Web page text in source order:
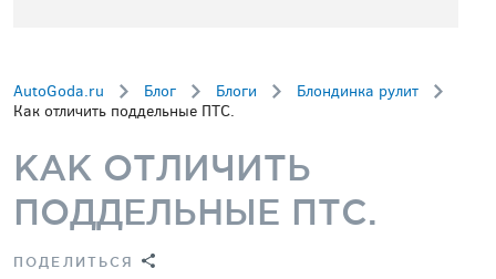
AutoGoda.ru Блог Блоги
Блондинка рулит
Как отличить поддельные ПТС.
КАК ОТЛИЧИТЬ
ПОДДЕЛЬНЫЕ ПТС.
ПОДЕЛИТЬСЯ